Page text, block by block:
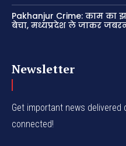
Pakhanjur Crime: काम का
बेचा, मध्यप्रदेश ले जाकर
Newsletter
Get important news
connected!